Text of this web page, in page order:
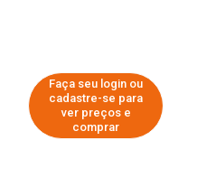
Faça seu login ou
cadastre-se para
ver preços e
comprar